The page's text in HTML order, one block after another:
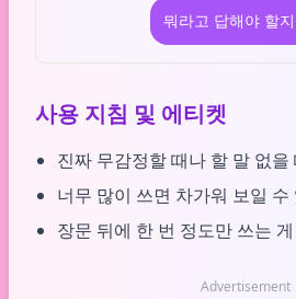
뭐라고 답해야 할
사용 지침 및 에티켓
진짜 무감정할 때나 할 말 없을
너무 많이 쓰면 차가워 보일 수
장문 뒤에 한 번 정도만 쓰는
Advertisement